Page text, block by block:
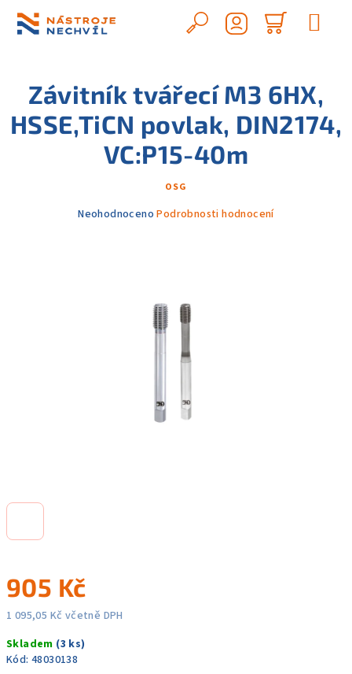
obsah
Hledat
košík
905 Kč
1 095,05 Kč včetně DPH
cena:
Skladem (3 ks)
Kód: 48030138
Závitník tvářecí M3 6HX,
HSSE,TiCN povlak, DIN2174,
VC:P15-40m
OSG
Průměrné
Neohodnoceno Podrobnosti hodnocení